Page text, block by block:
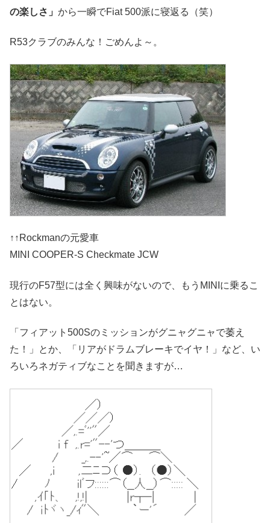
の楽しさ」 から一瞬でFiat 500派に寝返る（笑）
R53クラブのみんな！ごめんよ～。
↑↑Rockmanの元愛車
MINI COOPER-S Checkmate JCW
現行のF57型には全く興味がないので、もうMINIに乗るこ
とはない。
「フィアット500Sのミッションがグニャグニャで萎え
た！」とか、「リアがドラムブレーキでイヤ！」など、い
ろいろネガティブなことを聞きますが…